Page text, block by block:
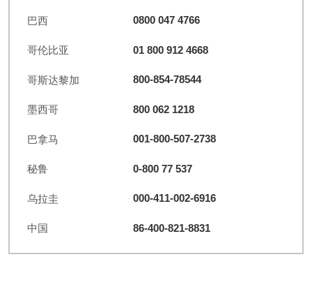
巴西 0800 047 4766
哥伦比亚 01 800 912 4668
哥斯达黎加 800-854-78544
墨西哥 800 062 1218
巴拿马 001-800-507-2738
秘鲁 0-800 77 537
乌拉圭 000-411-002-6916
中国 86-400-821-8831